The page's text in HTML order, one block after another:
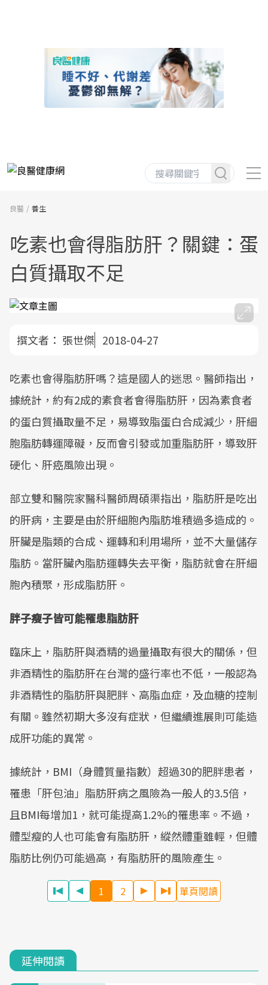
良醫 養生
吃素也會得脂肪肝？關鍵：蛋
白質攝取不足
撰文者： 張世傑 2018-04-27
吃素也會得脂肪肝嗎？這是國人的迷思。醫師指出，
據統計，約有2成的素食者會得脂肪肝，因為素食者
的蛋白質攝取量不足，易導致脂蛋白合成減少，肝細
胞脂肪轉運障礙，反而會引發或加重脂肪肝，導致肝
硬化、肝癌風險出現。
部立雙和醫院家醫科醫師周碩渠指出，脂肪肝是吃出
的肝病，主要是由於肝細胞內脂肪堆積過多造成的。
肝臟是脂類的合成、運轉和利用場所，並不大量儲存
脂肪。當肝臟內脂肪運轉失去平衡，脂肪就會在肝細
胞內積聚，形成脂肪肝。
胖子瘦子皆可能罹患脂肪肝
臨床上，脂肪肝與酒精的過量攝取有很大的關係，但
非酒精性的脂肪肝在台灣的盛行率也不低，一般認為
非酒精性的脂肪肝與肥胖、高脂血症，及血糖的控制
有關。雖然初期大多沒有症狀，但繼續進展則可能造
成肝功能的異常。
據統計，BMI（身體質量指數）超過30的肥胖患者，
罹患「肝包油」脂肪肝病之風險為一般人的3.5倍，
且BMI每增加1，就可能提高1.2%的罹患率。不過，
體型瘦的人也可能會有脂肪肝，縱然體重雖輕，但體
脂肪比例仍可能過高，有脂肪肝的風險產生。
1 2 單頁閱讀
延伸閱讀